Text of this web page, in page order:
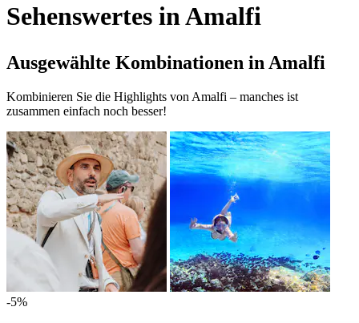
Sehenswertes in Amalfi
Ausgewählte Kombinationen in Amalfi
Kombinieren Sie die Highlights von Amalfi – manches ist
zusammen einfach noch besser!
-5%